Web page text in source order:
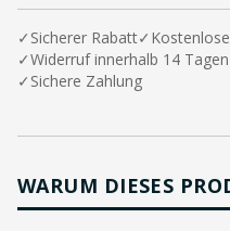
✓ Sicherer Rabatt✓
✓Widerruf innerhalb 14
✓ Sichere Zahlung
WARUM DIESES